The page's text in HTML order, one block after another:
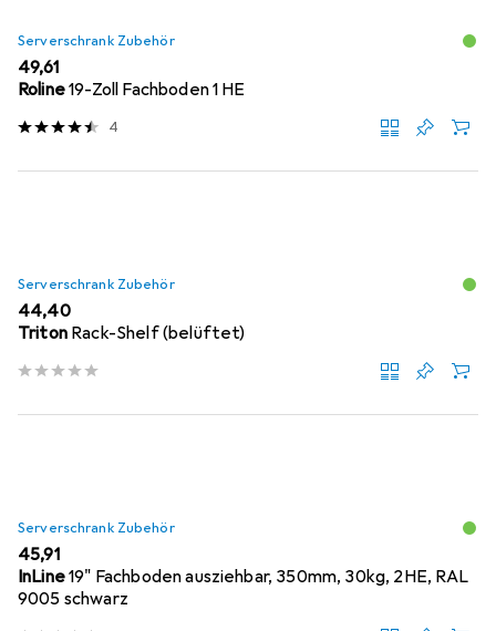
Serverschrank Zubehör
EUR
49,61
Roline19-Zoll Fachboden 1 HE
4
Serverschrank Zubehör
EUR
44,40
Triton Rack-Shelf (belüftet)
Serverschrank Zubehör
EUR
45,91
InLine19" Fachboden ausziehbar, 350mm, 30kg, 2HE, RAL
9005 schwarz